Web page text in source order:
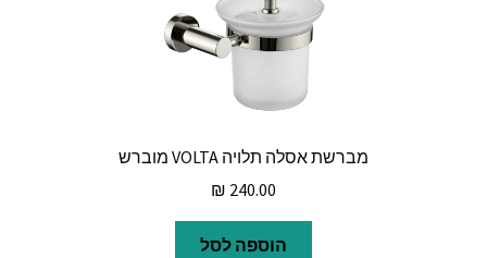
מברשת אסלה תלויה VOLTA מוברש
₪ 240.00
הוספה לסל